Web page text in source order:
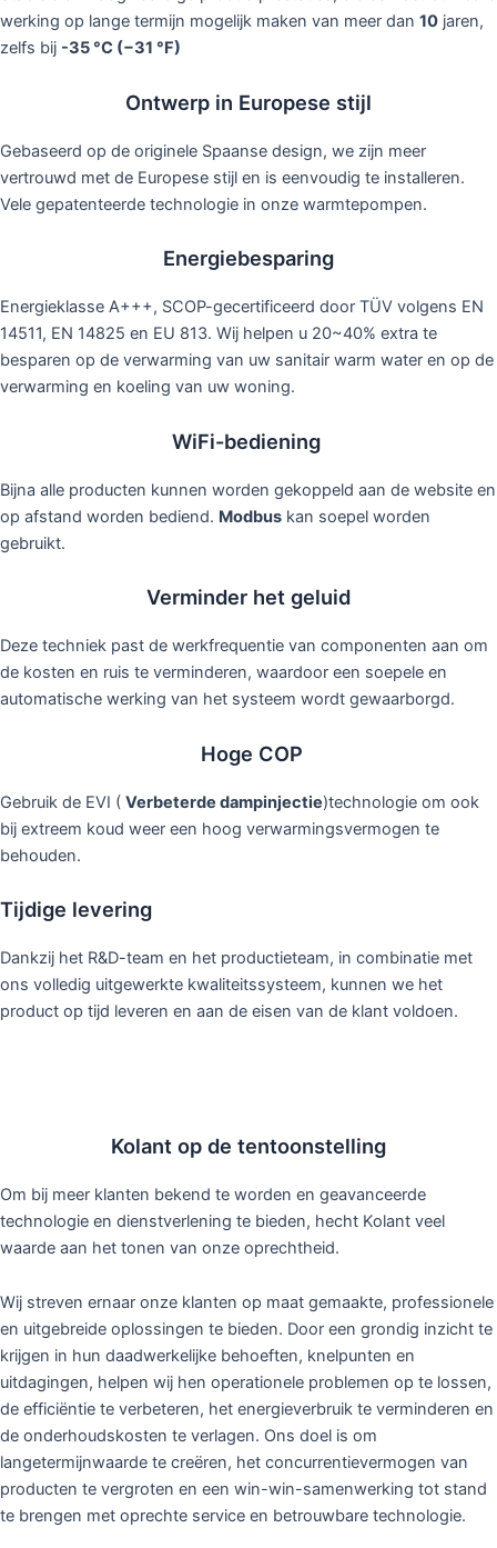
werking op lange termijn mogelijk maken van meer dan 10 jaren,
zelfs bij -35 °C (−31 °F)
Ontwerp in Europese stijl
Gebaseerd op de originele Spaanse design, we zijn meer
vertrouwd met de Europese stijl en is eenvoudig te installeren.
Vele gepatenteerde technologie in onze warmtepompen.
Energiebesparing
Energieklasse A+++, SCOP-gecertificeerd door TÜV volgens EN
14511, EN 14825 en EU 813. Wij helpen u 20~40% extra te
besparen op de verwarming van uw sanitair warm water en op de
verwarming en koeling van uw woning.
WiFi-bediening
Bijna alle producten kunnen worden gekoppeld aan de website en
op afstand worden bediend. Modbus kan soepel worden
gebruikt.
Verminder het geluid
Deze techniek past de werkfrequentie van componenten aan om
de kosten en ruis te verminderen, waardoor een soepele en
automatische werking van het systeem wordt gewaarborgd.
Hoge COP
Gebruik de EVI ( Verbeterde dampinjectie)technologie om ook
bij extreem koud weer een hoog verwarmingsvermogen te
behouden.
Tijdige levering
Dankzij het R&D-team en het productieteam, in combinatie met
ons volledig uitgewerkte kwaliteitssysteem, kunnen we het
product op tijd leveren en aan de eisen van de klant voldoen.
Kolant op de tentoonstelling
Om bij meer klanten bekend te worden en geavanceerde
technologie en dienstverlening te bieden, hecht Kolant veel
waarde aan het tonen van onze oprechtheid.
Wij streven ernaar onze klanten op maat gemaakte, professionele
en uitgebreide oplossingen te bieden. Door een grondig inzicht te
krijgen in hun daadwerkelijke behoeften, knelpunten en
uitdagingen, helpen wij hen operationele problemen op te lossen,
de efficiëntie te verbeteren, het energieverbruik te verminderen en
de onderhoudskosten te verlagen. Ons doel is om
langetermijnwaarde te creëren, het concurrentievermogen van
producten te vergroten en een win-win-samenwerking tot stand
te brengen met oprechte service en betrouwbare technologie.